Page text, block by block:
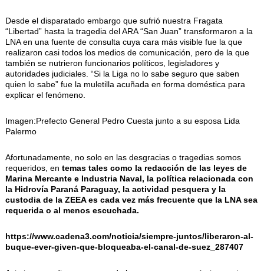
Desde el disparatado embargo que sufrió nuestra Fragata
“Libertad” hasta la tragedia del ARA “San Juan” transformaron a la
LNA en una fuente de consulta cuya cara más visible fue la que
realizaron casi todos los medios de comunicación, pero de la que
también se nutrieron funcionarios políticos, legisladores y
autoridades judiciales. “Si la Liga no lo sabe seguro que saben
quien lo sabe” fue la muletilla acuñada en forma doméstica para
explicar el fenómeno.
Imagen:Prefecto General Pedro Cuesta junto a su esposa Lida
Palermo
Afortunadamente, no solo en las desgracias o tragedias somos
requeridos, en temas tales como la redacción de las leyes de
Marina Mercante e Industria Naval, la política relacionada con
la Hidrovía Paraná Paraguay, la actividad pesquera y la
custodia de la ZEEA es cada vez más frecuente que la LNA sea
requerida o al menos escuchada.
https://www.cadena3.com/noticia/siempre-juntos/liberaron-al-
buque-ever-given-que-bloqueaba-el-canal-de-suez_287407